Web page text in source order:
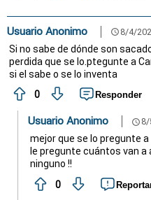
Usuario Anonimo schedule 8/4/
Si no sabe de dónde son
perdida que se lo.ptegunte a
si el sabe o se lo inventa
0
Responder
Usuario Anonimo schedule 8/
mejor que se lo pregunte
le pregunte cuántos van a
ninguno !!
0